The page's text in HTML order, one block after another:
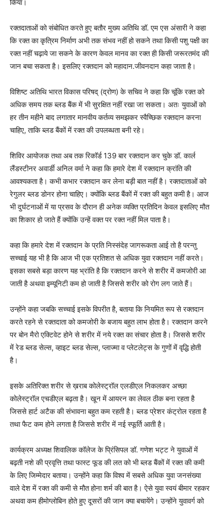
किया।
रक्तदाताओं को संबोधित करते हुए बतौर मुख्य अतिथि डॉ. एम एस अंसारी ने कहा
कि रक्त का कृत्रिम निर्माण अभी तक संभव नहीं हो सकने तथा किसी पशु पक्षी का
रक्त नहीं चढ़ाये जा सकने के कारण केवल मानव का रक्त ही किसी जरूरतमंद की
जान बचा सकता है। इसलिए रक्तदान को महादान.जीवनदान कहा जाता है।
विशिष्ट अतिथि भारत विकास परिषद् (द्रोण) के सचिव ने कहा कि चूंकि रक्त को
अधिक समय तक ब्लड बैंक में भी सुरक्षित नहीं रखा जा सकता। अतः युवाओं को
हर तीन महीने बाद लगातार मानवीय कर्तव्य समझकर स्वैच्छिक रक्तदान करना
चाहिए, ताकि ब्लड बैंकों में रक्त की उपलब्धता बनी रहे।
शिविर आयोजक तथा अब तक रिकॉर्ड 139 बार रक्तदान कर चुके डॉ. कार्ल
लैंडस्टीनर अवार्डी अनिल वर्मा ने कहा कि हमारे देश में रक्तदान क्रांति की
आवश्यकता है। कभी कभार रक्तदान कर लेना बड़ी बात नहीं है। रक्तदाताओं को
रेगुलर ब्लड डोनर होना चाहिए। क्योंकि ब्लड बैंकों में रक्त की बहुत कमी है। आज
भी दुर्घटनाओं में या प्रसव के दौरान ही अनेक व्यक्ति प्रतिदिन केवल इसलिए मौत
का शिकार हो जाते हैं क्योंकि उन्हें वक्त पर रक्त नहीं मिल पाता है।
कहा कि हमारे देश में रक्तदान के प्रति निस्संदेह जागरूकता आई तो है परन्तु
सच्चाई यह भी है कि आज भी एक प्रतिशत से अधिक युवा रक्तदान नहीं करते।
इसका सबसे बड़ा कारण यह भ्रांति है कि रक्तदान करने से शरीर में कमजोरी आ
जाती है अथवा इम्यूनिटी कम हो जाती है जिससे शरीर को रोग लग जाते हैं।
उन्होंने कहा जबकि सच्चाई इसके विपरीत है, बताया कि नियमित रूप से रक्तदान
करते रहने से रक्तदाता को कमजोरी के बजाय बहुत लाभ होता है। रक्तदान करने
पर बोन मैरो एक्टिवेट होने से शरीर में नये रक्त का संचार होता है। जिससे शरीर
में रेड ब्लड सेल्स, व्हाइट ब्लड सेल्स, प्लाज्मा व प्लेटलेट्स के गुणों में वृद्धि होती
है।
इसके अतिरिक्त शरीर से ख़राब कोलेस्ट्रॉल एलडीएल निकलकर अच्छा
कोलेस्ट्रॉल एचडीएल बढ़ता है। खून में आयरन का लेवल ठीक बना रहता है
जिससे हार्ट अटैक की संभावना बहुत कम रहती है। ब्लड प्रेशर कंट्रोल रहता है
तथा फैट कम होने लगता है जिससे शरीर में नई स्फूर्ति आती है।
कार्यक्रम अध्यक्ष शिवालिक कॉलेज के प्रिंसिपल डॉ. गणेश भट्ट ने युवाओं में
बढ़ती नशे की प्रवृत्ति तथा फास्ट फूड की लत को भी ब्लड बैंकों में रक्त की कमी
के लिए जिम्मेदार बताया। उन्होंने कहा कि विश्व में सबसे अधिक युवा जनसंख्या
वाले देश में रक्त की कमी से मौत होना शर्म‌ की बात है। ऐसे युवा स्वयं बीमार रहकर
अथवा कम हीमोग्लोबिन होते हुए दूसरों की जान क्या बचायेंगे। उन्होंने युवावर्ग को